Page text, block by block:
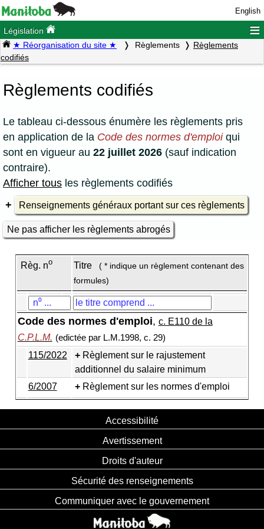
English
Législation ≡
★ Réorganisation du site ★ Règlements
Règlements
codifiés
Règlements codifiés
Le tableau ci-dessous énumère les règlements pris
en application de la Code des normes d'emploiqui
sont en vigueur au 22 juillet 2026 (sauf indication
contraire).
Afficher tous les règlements codifiés
Renseignements généraux portant sur ces règlements
Ne pas afficher les règlements abrogés
Règ. no Titre
( * indique un règlement contenant des
formules)
Code des normes d'emploi, c. E110 de la
C.P.L.M. (edictée par L.M.1998, c. 29)
115/2022
Règlement sur le rajustement
additionnel du salaire minimum
6/2007
Règlement sur les normes d'emploi
Accessibilité
Avertissement
Droits d'auteur
Sécurité des renseignements
Communiquer avec le gouvernement